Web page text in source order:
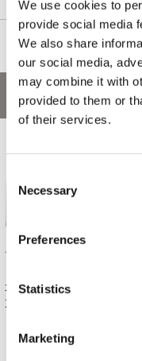
We use cookies to
provide social media
We also share
our social media,
may combine it with
provided to them or
of their services.
Selection
Necessary
Preferences
Statistics
Marketing
あなたにお
カプコン ファイティ
ング コレクション...
3,740円